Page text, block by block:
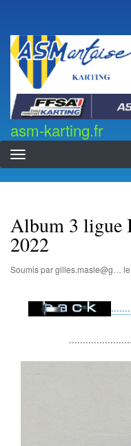
compte
de
l'utilisateur
asm-karting.fr
asm-karting.fr
Album 3 ligue
2022
Soumis pargilles.masle@g… le